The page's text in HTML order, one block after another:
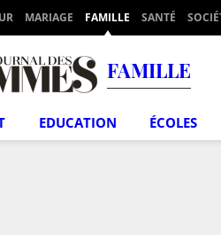
MARIAGE FAMILLE SANTÉ
FAMILLE
EDUCATION ÉCOLES